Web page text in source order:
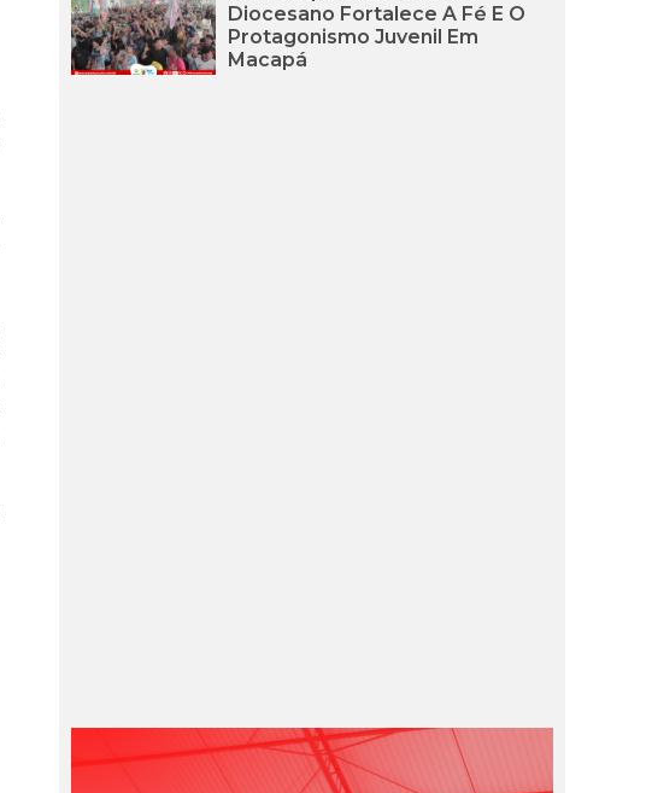
Diocesano Fortalece A Fé E O
Protagonismo Juvenil Em
Macapá